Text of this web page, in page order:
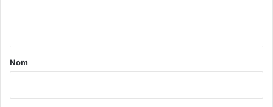
a
Nom